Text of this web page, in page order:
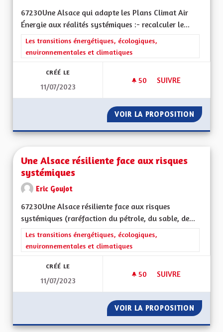
67230Une Alsace qui adapte les Plans Climat Air
Énergie aux réalités systémiques :- recalculer le...
Filtrer les résultats de la catégorie : Les transitions
Les transitions énergétiques, écologiques,
environnementales et climatiques
CRÉÉ LE
11/07/2023
50 50 ABONNÉS
SUIVRE
VOIR LA PROPOSITION UNE
Une Alsace résiliente face aux risques
systémiques
Eric Goujot
67230Une Alsace résiliente face aux risques
systémiques (raréfaction du pétrole, du sable, de...
Filtrer les résultats de la catégorie : Les transitions
Les transitions énergétiques, écologiques,
environnementales et climatiques
CRÉÉ LE
11/07/2023
50 50 ABONNÉS
SUIVRE
VOIR LA PROPOSITION UNE